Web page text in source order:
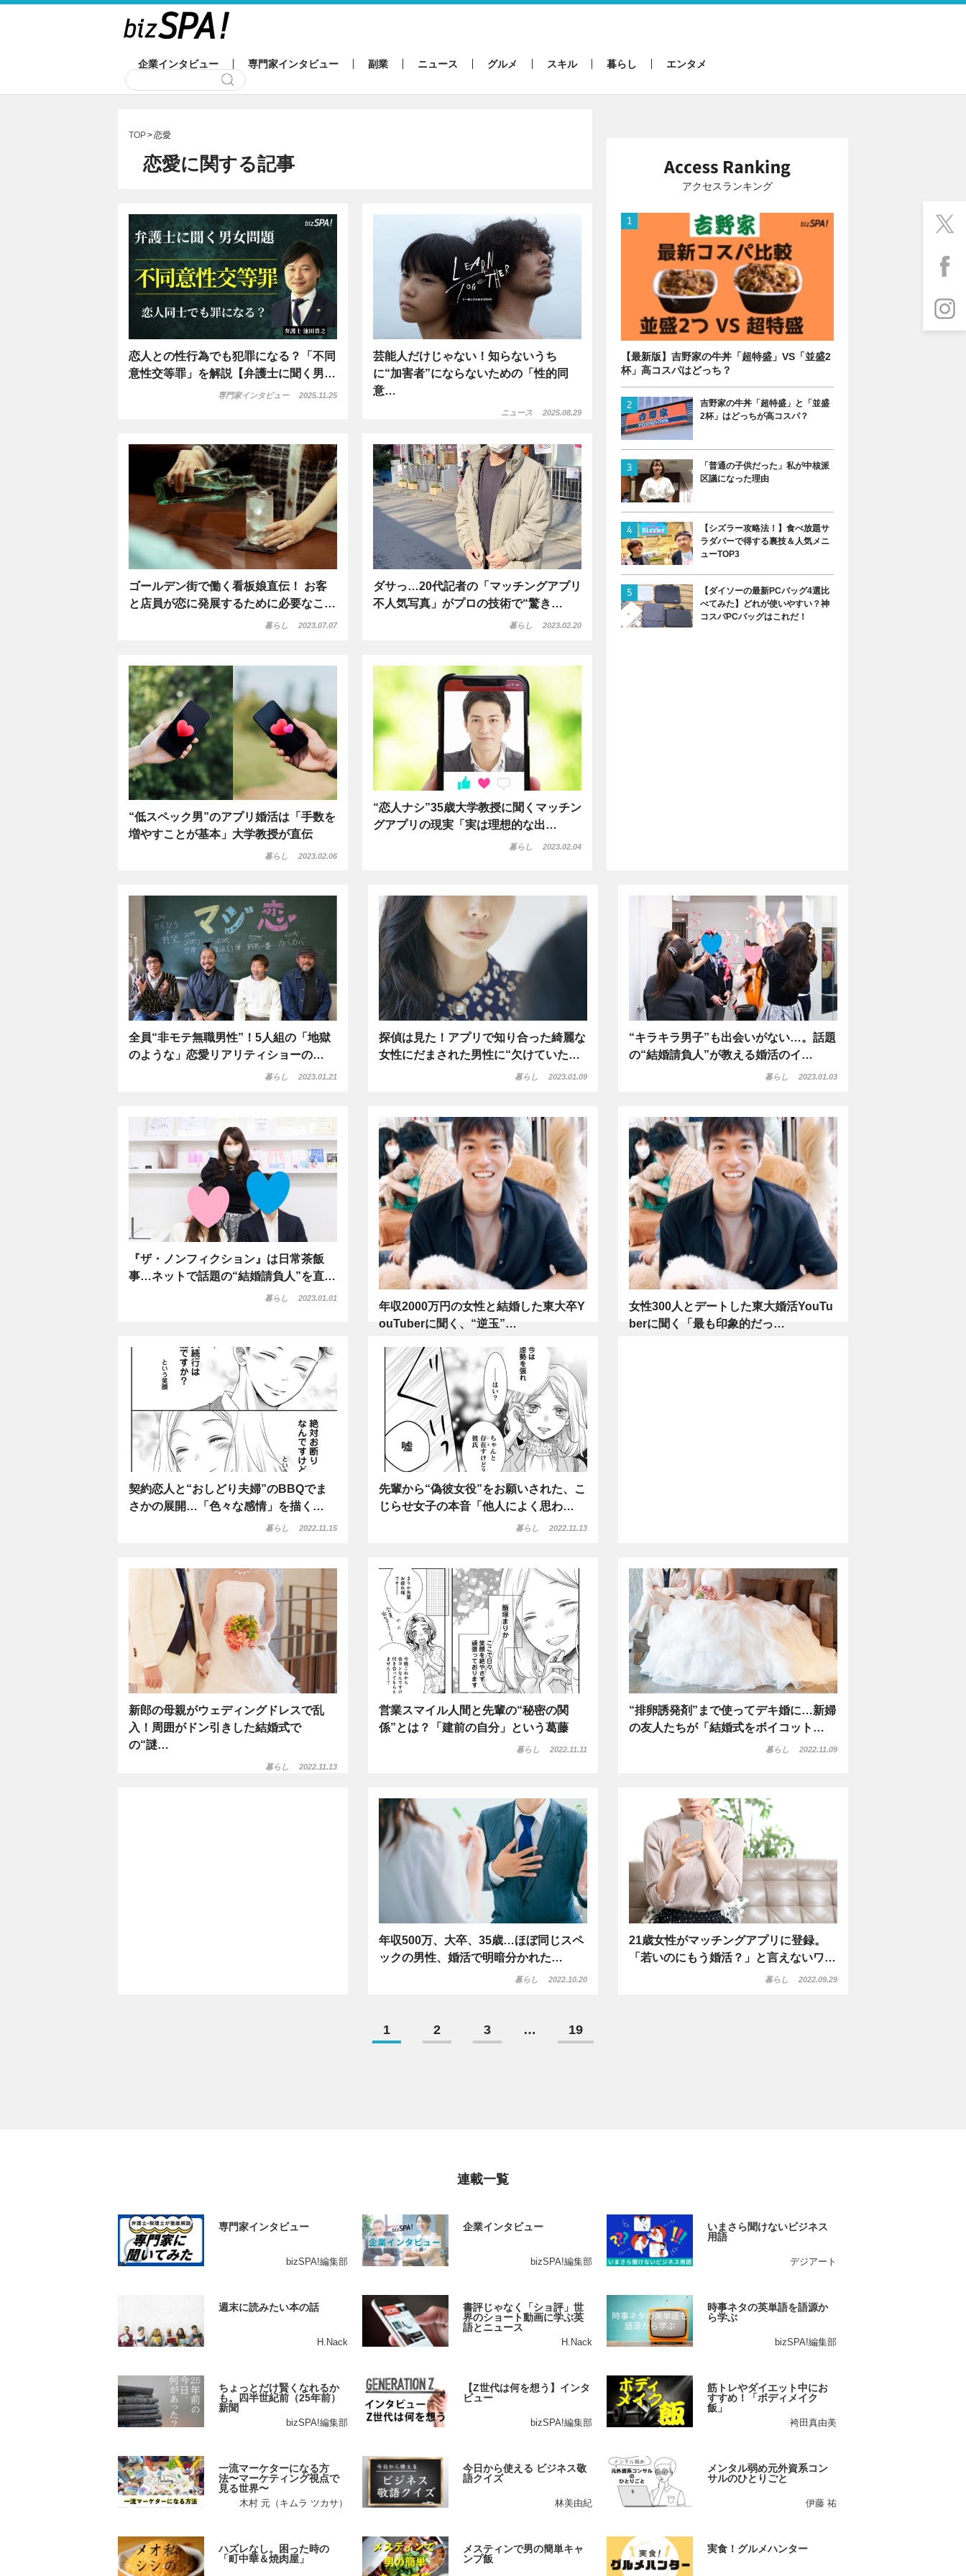
企業インタビュー 専門家インタビュー 副業 ニュース グルメ スキル 暮らし エンタメ
TOP 恋愛
恋愛に関する記事
恋人との性行為でも犯罪になる？「不同
意性交等罪」を解説【弁護士に聞く男…
専門家インタビュー 2025.11.25
芸能人だけじゃない！知らないうち
に“加害者”にならないための「性的同
意…
ニュース 2025.08.29
ゴールデン街で働く看板娘直伝！ お客
と店員が恋に発展するために必要なこ…
暮らし 2023.07.07
ダサっ…20代記者の「マッチングアプリ
不人気写真」がプロの技術で“驚き…
暮らし 2023.02.20
“低スペック男”のアプリ婚活は「手数を
増やすことが基本」大学教授が直伝
暮らし 2023.02.06
“恋人ナシ”35歳大学教授に聞くマッチン
グアプリの現実「実は理想的な出…
暮らし 2023.02.04
アクセスランキング
【最新版】吉野家の牛丼「超特盛」VS「並盛2
杯」高コスパはどっち？
吉野家の牛丼「超特盛」と「並盛
2杯」はどっちが高コスパ？
「普通の子供だった」私が中核派
区議になった理由
【シズラー攻略法！】食べ放題サ
ラダバーで得する裏技＆人気メニ
ューTOP3
【ダイソーの最新PCバッグ4選比
べてみた】どれが使いやすい？神
コスパPCバッグはこれだ！
全員“非モテ無職男性”！5人組の「地獄
のような」恋愛リアリティショーの…
暮らし 2023.01.21
探偵は見た！アプリで知り合った綺麗な
女性にだまされた男性に“欠けていた…
暮らし 2023.01.09
“キラキラ男子”も出会いがない…。話題
の“結婚請負人”が教える婚活のイ…
暮らし 2023.01.03
『ザ・ノンフィクション』は日常茶飯
事…ネットで話題の“結婚請負人”を直…
暮らし 2023.01.01
年収2000万円の女性と結婚した東大卒Y
ouTuberに聞く、“逆玉”…
暮らし 2022.12.13
女性300人とデートした東大婚活YouTu
berに聞く「最も印象的だっ…
契約恋人と“おしどり夫婦”のBBQでま
さかの展開…「色々な感情」を描く…
暮らし 2022.11.15
先輩から“偽彼女役”をお願いされた、こ
じらせ女子の本音「他人によく思わ…
暮らし 2022.11.13
新郎の母親がウェディングドレスで乱
入！周囲がドン引きした結婚式で
の“謎…
暮らし 2022.11.13
営業スマイル人間と先輩の“秘密の関
係”とは？「建前の自分」という葛藤
暮らし 2022.11.11
“排卵誘発剤”まで使ってデキ婚に…新婦
の友人たちが「結婚式をボイコット…
暮らし 2022.11.09
年収500万、大卒、35歳…ほぼ同じスペ
ックの男性、婚活で明暗分かれた…
暮らし 2022.10.20
21歳女性がマッチングアプリに登録。
「若いのにもう婚活？」と言えないワ…
暮らし 2022.09.29
1 2 3 … 19
連載一覧
専門家インタビュー
bizSPA!編集部
企業インタビュー
bizSPA!編集部
いまさら聞けないビジネス
用語
デジアート
週末に読みたい本の話
H.Nack
書評じゃなく「ショ評」世
界のショート動画に学ぶ英
語とニュース
H.Nack
時事ネタの英単語を語源か
ら学ぶ
bizSPA!編集部
ちょっとだけ賢くなれるか
も。四半世紀前（25年前）
新聞
bizSPA!編集部
【Z世代は何を想う】インタ
ビュー
bizSPA!編集部
筋トレやダイエット中にお
すすめ！「ボディメイク
飯」
袴田真由美
一流マーケターになる方
法〜マーケティング視点で
見る世界〜
木村 元（キムラ ツカサ）
今日から使える ビジネス敬
語クイズ
林美由紀
メンタル弱め元外資系コン
サルのひとりごと
伊藤 祐
ハズレなし。困った時の
「町中華＆焼肉屋」
メスティンで男の簡単キャ
ンプ飯
実食！グルメハンター